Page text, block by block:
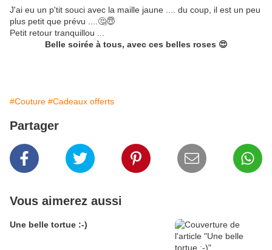
J'ai eu un p'tit souci avec la maille jaune .... du coup, il est un peu
plus petit que prévu ....🤔😇
Petit retour tranquillou ...
Belle soirée à tous, avec ces belles roses 😍
#Couture #Cadeaux offerts
Partager
Vous aimerez aussi
Une belle tortue :-)